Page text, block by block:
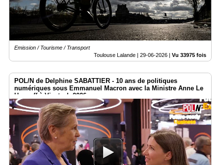
Emission / Tourisme / Transport
Toulouse Lalande | 29-06-2026 | Vu 33975 fois
POL/N de Delphine SABATTIER - 10 ans de politiques
numériques sous Emmanuel Macron avec la Ministre Anne Le
Henanff à Vivatech 2026